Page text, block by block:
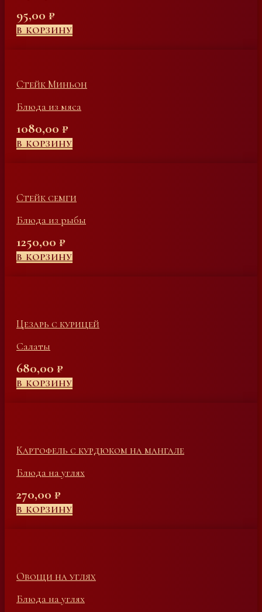
95,00 ₽
В КОРЗИНУ
Стейк Миньон
Блюда из мяса
1080,00 ₽
В КОРЗИНУ
Стейк семги
Блюда из рыбы
1250,00 ₽
В КОРЗИНУ
Цезарь с курицей
Салаты
680,00 ₽
В КОРЗИНУ
Картофель с курдюком на мангале
Блюда на углях
270,00 ₽
В КОРЗИНУ
Овощи на углях
Блюда на углях